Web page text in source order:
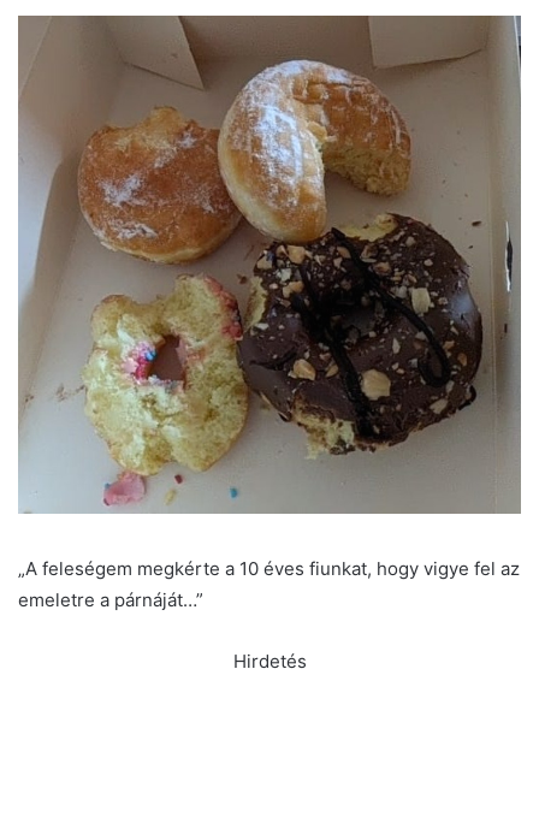
„A feleségem megkérte a 10 éves fiunkat, hogy vigye fel az
emeletre a párnáját…”
Hirdetés